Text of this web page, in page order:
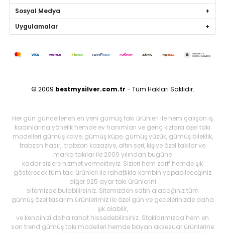
Sosyal Medya
Uygulamalar
© 2009 bestmysilver.com.tr - Tüm Hakları Saklıdır.
Her gün güncellenen en yeni gümüş takı ürünleri ile hem çalışan iş
kadınlarına yönelik hemde ev hanımları ve genç kızlara özel takı
modelleri gümüş kolye, gümüş küpe, gümüş yüzük, gümüş bileklik,
trabzon hasır, trabzon kazaziye, altın seri, kişiye özel takılar ve
marka takılar ile 2009 yılından bugüne
kadar sizlere hizmet vermekteyiz. Sizleri hem zarif hemde şık
gösterecek tüm takı ürünleri ile rahatlıkla kombin yapabileceğiniz
diğer 925 ayar takı ürünlerini
sitemizde bulabilirsiniz. Sitemizden satın alacağınız tüm
gümüş özel tasarım ürünlerimiz ile özel gün ve gecelerinizde daha
şık olabilir,
ve kendinizi daha rahat hissedebilirsiniz. Stoklarımızda hem en
son trend gümüş takı modelleri hemde bayan aksesuar ürünlerine